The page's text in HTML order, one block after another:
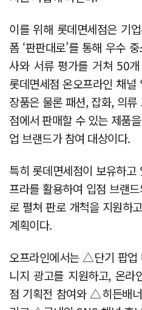
이를 위해 롯데면세점은 기
폼 ‘판판대로’를 통해 우수
사와 서류 평가를 거쳐 50
롯데면세점 온오프라인 채
장품은 물론 패션, 잡화, 의
점에서 판매할 수 있는 제품
업 브랜드가 참여 대상이다.
특히 롯데면세점이 보유하
프라를 활용하여 입점 브랜
로 펼쳐 판로 개척을 지원하
계획이다.
오프라인에서는 △단기 팝
니지 광고를 지원하고, 온
점 기획전 참여와 △히든배